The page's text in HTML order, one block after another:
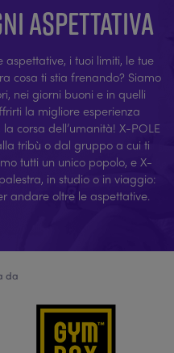
ASPETTATIVA
i tuoi limiti, le tue
cosa ti stia frenando? Siamo
nei giorni buoni e in quelli
la migliore esperienza
corsa dell’umanità! X-POLE
tribù o dal gruppo a cui ti
tutti un unico popolo, e X-
in studio o in viaggio:
andare oltre le aspettative.
da